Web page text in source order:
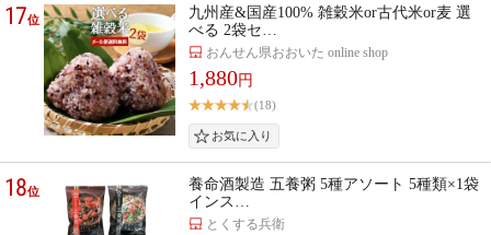
17位
九州産&国産100% 雑穀米or古代米or麦 選
べる 2袋セ…
おんせん県おおいた online shop
1,880円
(18)
18位
養命酒製造 五養粥 5種アソート 5種類×1袋
インス…
とくする兵衛